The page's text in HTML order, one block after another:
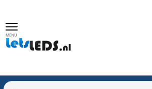
MENU